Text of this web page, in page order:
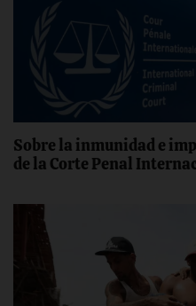
Sobre la inmunidad e
de la Corte Penal